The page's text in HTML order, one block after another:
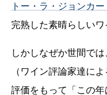
トー・ラ・ジョンカー
完熟した素晴らしいワ
しかしなぜか世間で
（ワイン評論家達に
評価をもって「この